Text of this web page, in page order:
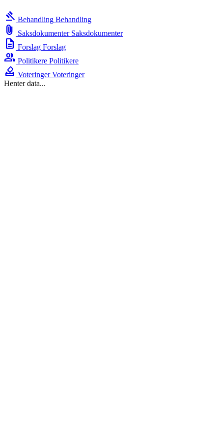
gavel Behandling Behandling
attach_file Saksdokumenter Saksdokumenter
description Forslag Forslag
group Politikere Politikere
how_to_vote Voteringer Voteringer
Henter data...